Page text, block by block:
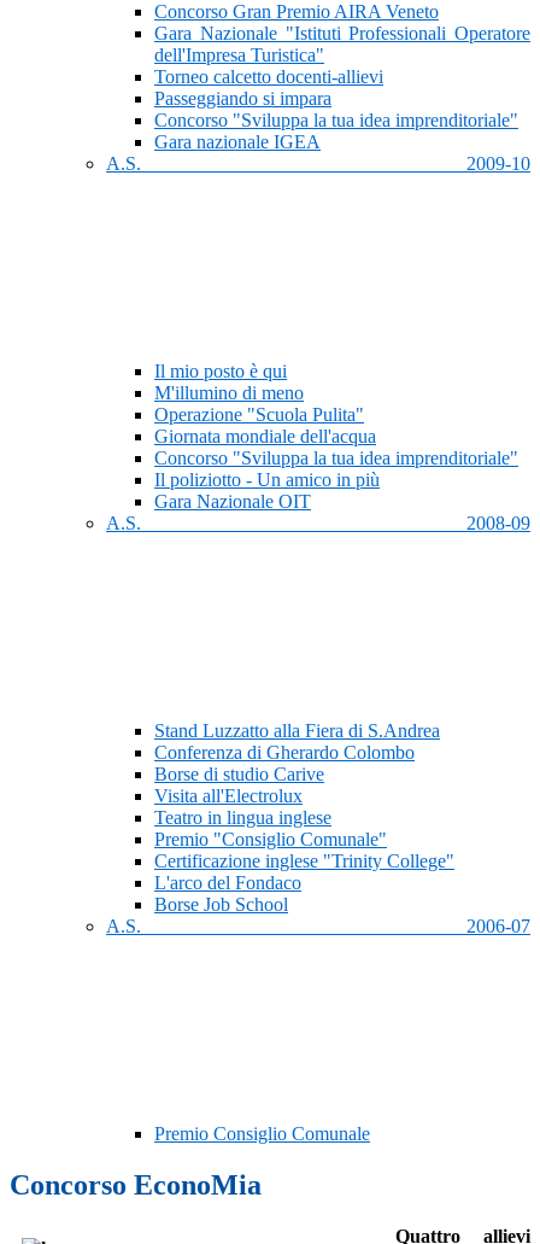
Concorso Gran Premio AIRA Veneto
Gara Nazionale "Istituti Professionali Operatore
dell'Impresa Turistica"
Torneo calcetto docenti-allievi
Passeggiando si impara
Concorso "Sviluppa la tua idea imprenditoriale"
Gara nazionale IGEA
A.S. 2009-10
Il mio posto è qui
M'illumino di meno
Operazione "Scuola Pulita"
Giornata mondiale dell'acqua
Concorso "Sviluppa la tua idea imprenditoriale"
Il poliziotto - Un amico in più
Gara Nazionale OIT
A.S. 2008-09
Stand Luzzatto alla Fiera di S.Andrea
Conferenza di Gherardo Colombo
Borse di studio Carive
Visita all'Electrolux
Teatro in lingua inglese
Premio "Consiglio Comunale"
Certificazione inglese "Trinity College"
L'arco del Fondaco
Borse Job School
A.S. 2006-07
Premio Consiglio Comunale
Concorso EconoMia
Quattro allievi